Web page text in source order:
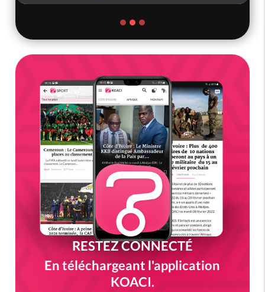
RESTEZ CONNECTÉ
En téléchargeant l'application
KOACI.